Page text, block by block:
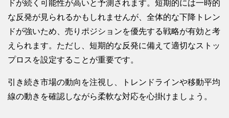
ドが続く可能性が高いと予測されます。短期的には一時的
な反発が見られるかもしれませんが、全体的な下降トレン
ドが強いため、売りポジションを優先する戦略が有効と考
えられます。ただし、短期的な反発に備えて適切なストッ
プロスを設定することが重要です。
引き続き市場の動向を注視し、トレンドラインや移動平均
線の動きを確認しながら柔軟な対応を心掛けましょう。